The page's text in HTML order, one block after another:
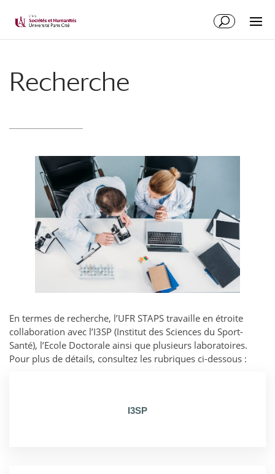
Recherche
En termes de recherche, l’UFR STAPS travaille en étroite
collaboration avec l’I3SP (Institut des Sciences du Sport-
Santé), l’Ecole Doctorale ainsi que plusieurs laboratoires.
Pour plus de détails, consultez les rubriques ci-dessous :
I3SP